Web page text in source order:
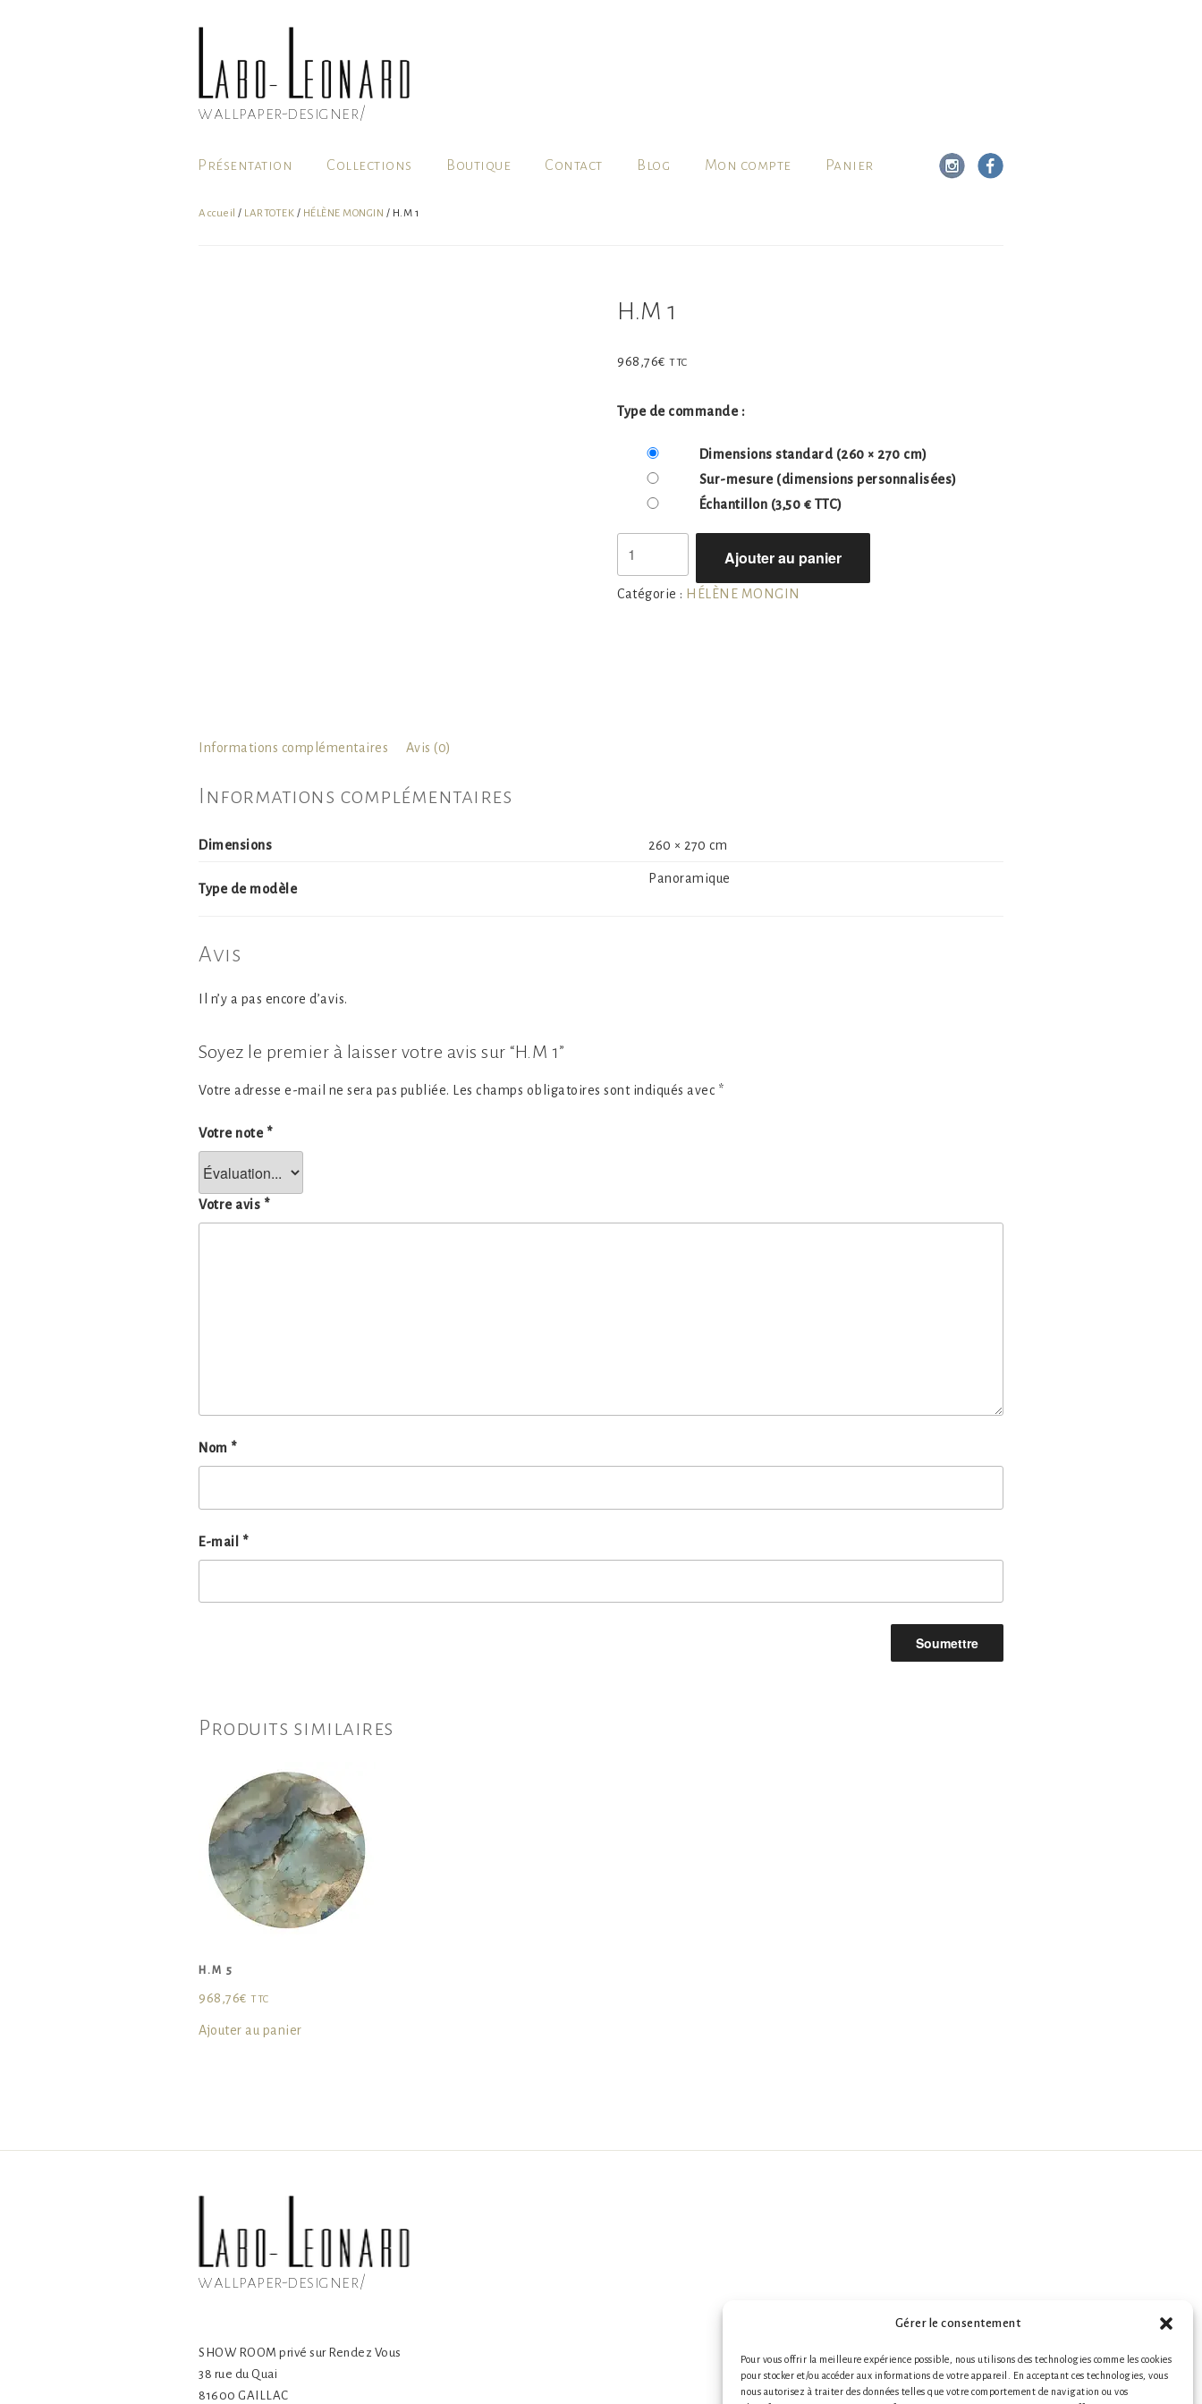
Gérer le consentement
Pour vous offrir la meilleure expérience possible, nous utilisons des technologies comme les cookies
pour stocker et/ou accéder aux informations de votre appareil. En acceptant ces technologies, vous
nous autorisez à traiter des données telles que votre comportement de navigation ou vos
wallpaper-designer/
Présentation Collections Boutique Contact Blog Mon compte Panier
Accueil / LARTOTEK / HÉLÈNE MONGIN / H.M 1
H.M 1
968,76€ TTC
Type de commande :
Dimensions standard(260 × 270 cm)
Sur-mesure(dimensions personnalisées)
Échantillon (3,50 € TTC)
de
H.M
Ajouter au panier
Catégorie : HÉLÈNE MONGIN
Informations complémentaires Avis (0)
Informations complémentaires
Dimensions 260 × 270 cm
Type de modèle
Panoramique
Avis
Il n’y a pas encore d’avis.
Soyez le premier à laisser votre avis sur “H.M 1”
Votre adresse e-mail ne sera pas publiée. Les champs obligatoires sont indiqués avec *
Votre note *
Votre avis *
Nom *
E-mail *
Produits similaires
H.M 5
968,76€ TTC
Ajouter au panier
wallpaper-designer/
SHOW ROOM privé sur Rendez Vous
38 rue du Quai
81600 GAILLAC
Mentions légales| © 2026 LABO-LEONARD